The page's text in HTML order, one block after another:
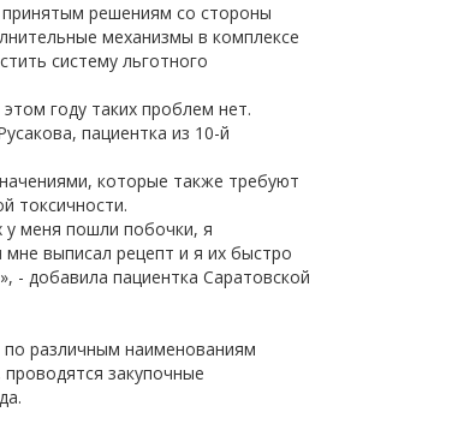
принятым решениям со стороны
механизмы в комплексе
систему льготного
году таких проблем нет.
пациентка из 10-й
которые также требуют
токсичности.
у меня пошли побочки, я
мне выписал рецепт и я их быстро
- добавила пациентка Саратовской
по различным наименованиям
закупочные